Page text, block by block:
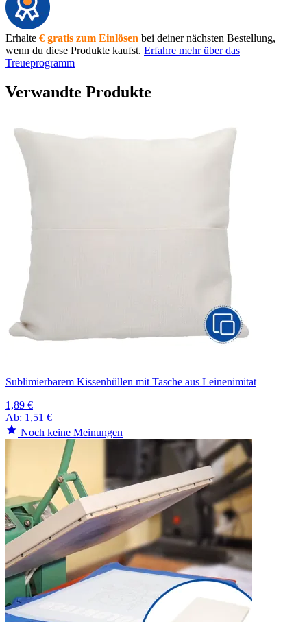
Erhalte € gratis zum Einlösen bei deiner nächsten Bestellung,
wenn du diese Produkte kaufst. Erfahre mehr über das
Treueprogramm
Verwandte Produkte
Sublimierbarem Kissenhüllen mit Tasche aus Leinenimitat
1,89 €
Ab: 1,51 €
Noch keine Meinungen